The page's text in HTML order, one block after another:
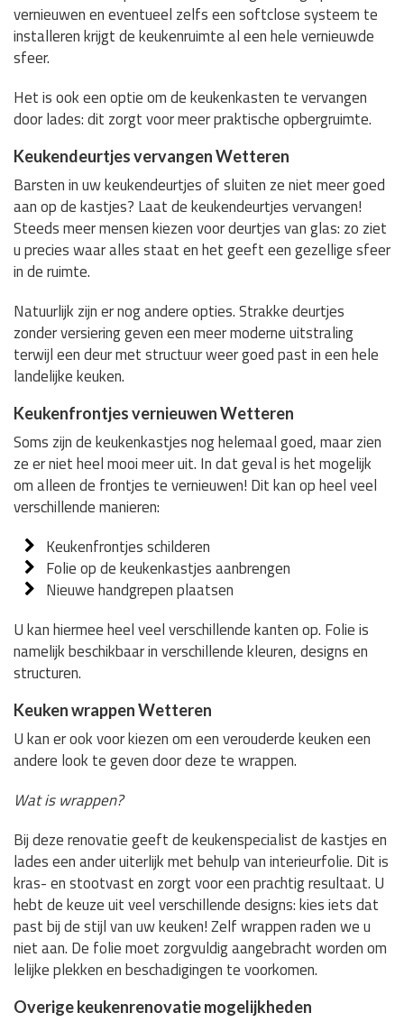
vernieuwen en eventueel zelfs een softclose systeem te
installeren krijgt de keukenruimte al een hele vernieuwde
sfeer.
Het is ook een optie om de keukenkasten te vervangen
door lades: dit zorgt voor meer praktische opbergruimte.
Keukendeurtjes vervangen Wetteren
Barsten in uw keukendeurtjes of sluiten ze niet meer goed
aan op de kastjes? Laat de keukendeurtjes vervangen!
Steeds meer mensen kiezen voor deurtjes van glas: zo ziet
u precies waar alles staat en het geeft een gezellige sfeer
in de ruimte.
Natuurlijk zijn er nog andere opties. Strakke deurtjes
zonder versiering geven een meer moderne uitstraling
terwijl een deur met structuur weer goed past in een hele
landelijke keuken.
Keukenfrontjes vernieuwen Wetteren
Soms zijn de keukenkastjes nog helemaal goed, maar zien
ze er niet heel mooi meer uit. In dat geval is het mogelijk
om alleen de frontjes te vernieuwen! Dit kan op heel veel
verschillende manieren:
Keukenfrontjes schilderen
Folie op de keukenkastjes aanbrengen
Nieuwe handgrepen plaatsen
U kan hiermee heel veel verschillende kanten op. Folie is
namelijk beschikbaar in verschillende kleuren, designs en
structuren.
Keuken wrappen Wetteren
U kan er ook voor kiezen om een verouderde keuken een
andere look te geven door deze te wrappen.
Wat is wrappen?
Bij deze renovatie geeft de keukenspecialist de kastjes en
lades een ander uiterlijk met behulp van interieurfolie. Dit is
kras- en stootvast en zorgt voor een prachtig resultaat. U
hebt de keuze uit veel verschillende designs: kies iets dat
past bij de stijl van uw keuken! Zelf wrappen raden we u
niet aan. De folie moet zorgvuldig aangebracht worden om
lelijke plekken en beschadigingen te voorkomen.
Overige keukenrenovatie mogelijkheden